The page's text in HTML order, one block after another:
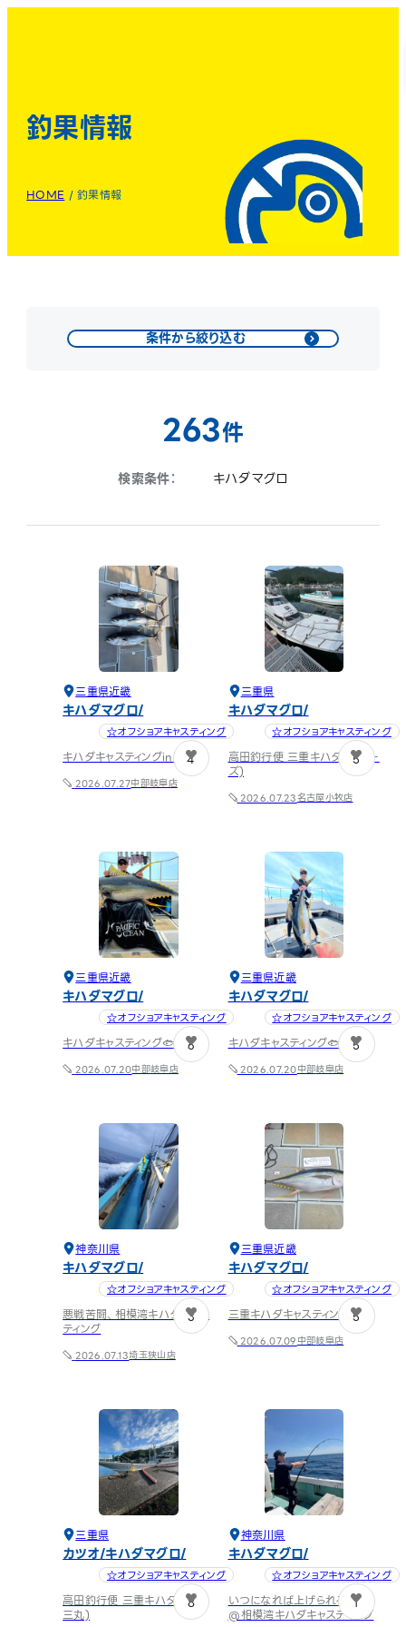
釣果情報
HOME /釣果情報
条件から絞り込む
263件
検索条件： キハダマグロ
三重県近畿
キハダマグロ
☆オフショアキャスティング
キハダキャスティングin三重
2026.07.27中部岐阜店
4
三重県
キハダマグロ
☆オフショアキャスティング
高田釣行便 三重キハダ(ハロー
ズ)
2026.07.23名古屋小牧店
5
三重県近畿
キハダマグロ
☆オフショアキャスティング
キハダキャスティング🐟️DAY2
2026.07.20中部岐阜店
6
三重県近畿
キハダマグロ
☆オフショアキャスティング
キハダキャスティング🐟️DAY1
2026.07.20中部岐阜店
5
神奈川県
キハダマグロ
☆オフショアキャスティング
悪戦苦闘、相模湾キハダキャス
ティング
2026.07.13埼玉狭山店
3
三重県近畿
キハダマグロ
☆オフショアキャスティング
三重キハダキャスティング
2026.07.09中部岐阜店
5
三重県
カツオ キハダマグロ
☆オフショアキャスティング
高田釣行便 三重キハダ(一二
三丸)
8
神奈川県
キハダマグロ
☆オフショアキャスティング
いつになれば上げられるのか
@相模湾キハダキャスティング
1